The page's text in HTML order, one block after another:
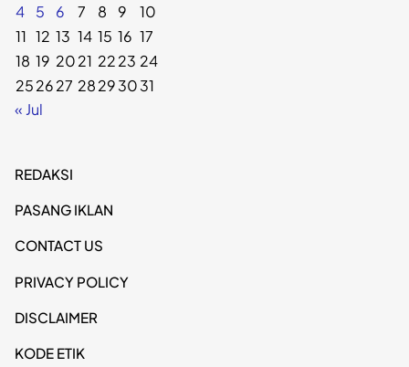
4
5 6 7 8 9
10
11 12 13 14 15 16 17
18 19 2021 2223 24
252627 28293031
« Jul
REDAKSI
PASANG IKLAN
CONTACT US
PRIVACY POLICY
DISCLAIMER
KODE ETIK